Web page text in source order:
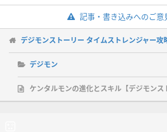
記事・書き込みへのご意
デジモンストーリー タイムストレンジャー攻
デジモン
ケンタルモンの進化とスキル【デジモンス